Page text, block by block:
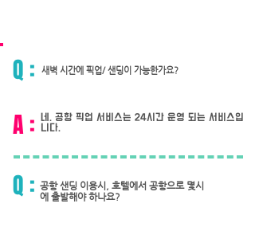
Q : 새벽 시간에 픽업/ 샌딩이 가능한가요?
A :
네. 공항 픽업 서비스는 24시간 운영 되는 서비스입
니다.
Q : 공항 샌딩 이용시, 호텔에서 공항으로 몇시
에 출발해야 하나요?